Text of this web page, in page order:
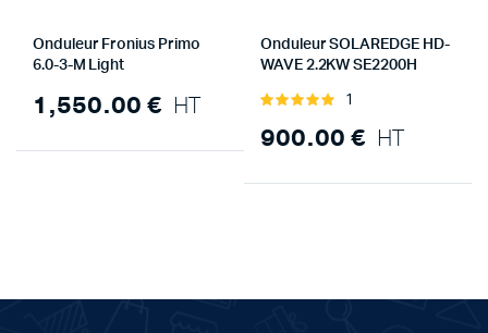
Onduleur Fronius Primo
6.0-3-M Light
1,550.00 € HT
Onduleur SOLAREDGE HD-
WAVE 2.2KW SE2200H
Note
1
900.00 € HT